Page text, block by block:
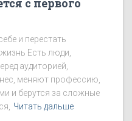
и перестать
Есть люди,
аудиторией,
меняют профессию,
и берутся за сложные
Читать дальше